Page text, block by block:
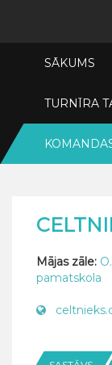
SĀKUMS
TURNĪRA
Mājas zāle:
pamatskola